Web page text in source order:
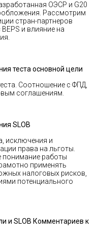
ОЭСР и G20
Рассмотрим
стран-партнеров
и влияние на
теста основной цели
Соотношение с ФПД,
соглашениям.
SLOB
исключения и
права на льготы.
понимание работы
применять
налоговых рисков,
потенциального
и SLOB Комментариев к